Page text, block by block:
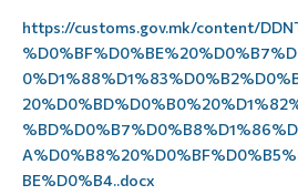
https://customs.gov.mk/content/
BE%D0%B4..docx